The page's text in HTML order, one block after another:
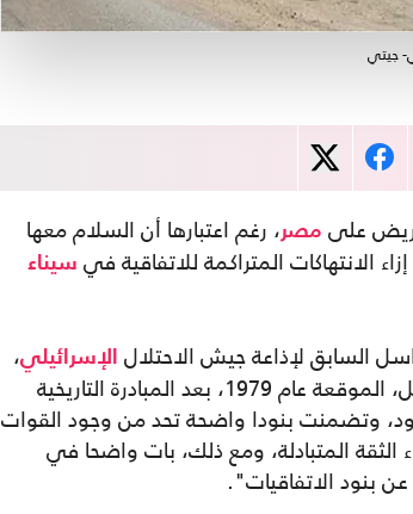
جيتي
على مصر، رغم اعتبارها أن السلام معها
المتراكمة للاتفاقية في سيناء
السابق لإذاعة جيش الاحتلال
الإسرائيلي،
ديفيد بن بيست، ذكر أن "اتفاقية السلام بين مصر وإسرائيل، الموقعة عام 1979، بعد المبادرة التاريخية
وتضمنت بنودا واضحة تحد من وجود القوات
المتبادلة، ومع ذلك، بات واضحا في
بنود الاتفاقيات".